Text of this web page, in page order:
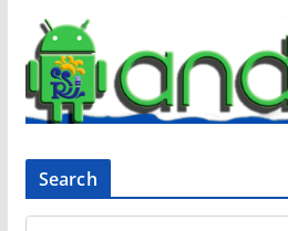
Search